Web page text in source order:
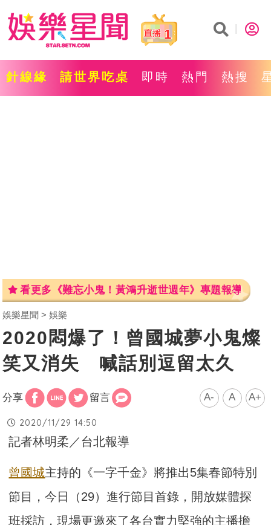
1
針線緣 請世界吃桌 即時 熱門 熱搜
看更多《難忘小鬼！黃鴻升逝世週年》專題報導
娛樂星聞 娛樂
2020悶爆了！曾國城夢小鬼燦
笑又消失 喊話別逗留太久
分享 留言 A- A A+
2020/11/29 14:50
記者林明柔／台北報導
曾國城主持的《一字千金》將推出5集春節特別
節目，今日（29）進行節目首錄，開放媒體探
班採訪，現場更邀來了各台實力堅強的主播擔